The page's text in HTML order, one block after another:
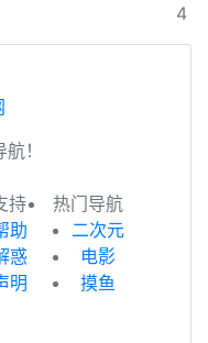
4
！
持
助
惑
明
热门导航
二次元
电影
摸鱼